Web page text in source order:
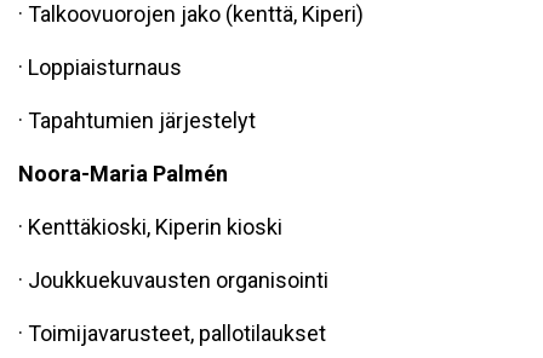
· Talkoovuorojen jako (kenttä, Kiperi)
· Loppiaisturnaus
· Tapahtumien järjestelyt
Noora-Maria Palmén
· Kenttäkioski, Kiperin kioski
· Joukkuekuvausten organisointi
· Toimijavarusteet, pallotilaukset